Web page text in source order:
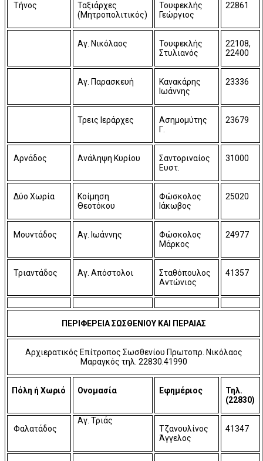
Τήνος
Ταξιάρχες
(Μητροπολιτικός)
Τουφεκλής
Γεώργιος
22861
Αγ. Νικόλαος
Τουφεκλής
Στυλιανός
22108,
22400
Αγ. Παρασκευή
Κανακάρης
Ιωάννης
23336
Τρεις Ιεράρχες
Ασημομύτης
Γ.
23679
Αρνάδος Ανάληψη Κυρίου
Σαντοριναίος
Ευστ.
31000
Δύο Χωρία
Κοίμηση
Θεοτόκου
Φώσκολος
Ιάκωβος
25020
Μουντάδος Αγ. Ιωάννης
Φώσκολος
Μάρκος
24977
Τριαντάδος Αγ. Απόστολοι
Σταθόπουλος
Αντώνιος
41357
ΠΕΡΙΦΕΡΕΙΑ ΣΩΣΘΕΝΙΟΥ ΚΑΙ ΠΕΡΑΙΑΣ
Αρχιερατικός Επίτροπος Σωσθενίου Πρωτοπρ. Νικόλαος
Μαραγκός τηλ. 22830.41990
Πόλη ή Χωριό Ονομασία Εφημέριος
Τηλ.
(22830)
Φαλατάδος
Αγ. Τριάς
Τζανουλίνος
Άγγελος
41347